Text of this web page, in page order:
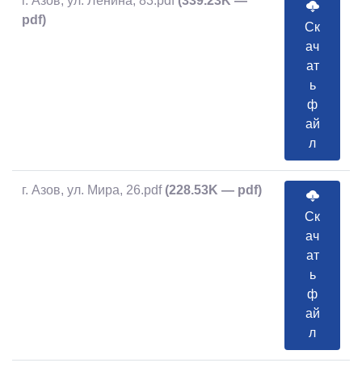
pdf)
Ск
ач
ат
ь
ф
ай
л
г. Азов, ул. Мира, 26.pdf (228.53K — pdf)
Ск
ач
ат
ь
ф
ай
л